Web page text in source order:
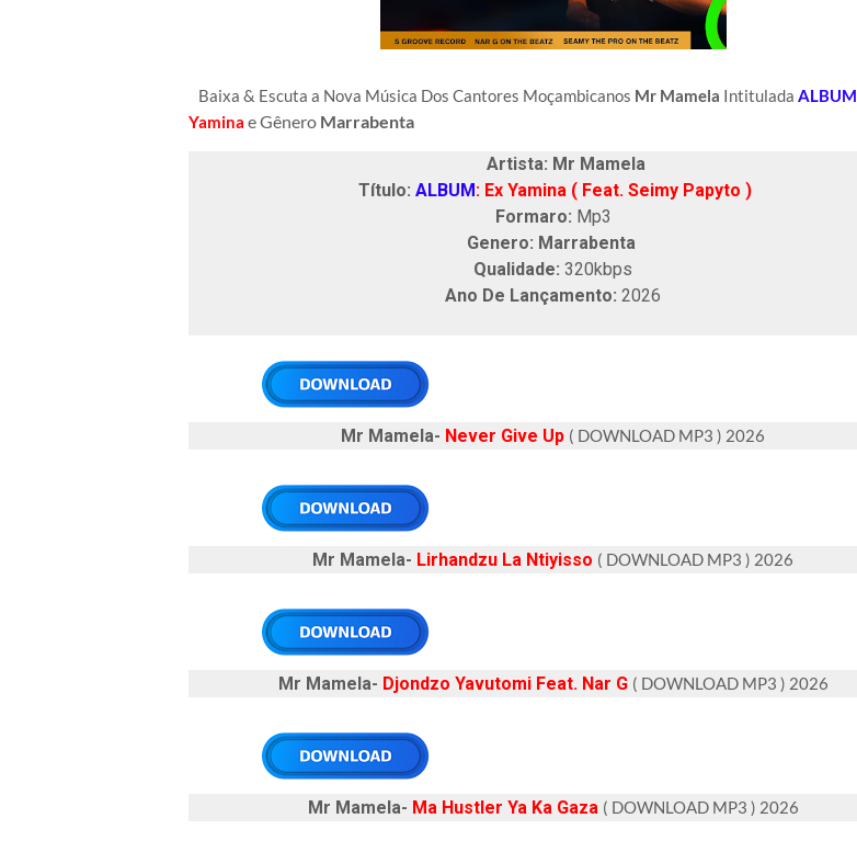
Baixa & Escuta a Nova Música Dos Cantores Moçambicanos Mr Mamela Intitulada ALBUM
Yamina e Gênero Marrabenta
Artista: Mr Mamela
Título: ALBUM: Ex Yamina ( Feat. Seimy Papyto )
Formaro: Mp3
Genero: Marrabenta
Qualidade: 320kbps
Ano De Lançamento: 2026
Mr Mamela- Never Give Up ( DOWNLOAD MP3 ) 2026
Mr Mamela- Lirhandzu La Ntiyisso ( DOWNLOAD MP3 ) 2026
Mr Mamela- Djondzo YavutomiFeat. Nar G ( DOWNLOAD MP3 ) 2026
Mr Mamela- Ma Hustler Ya Ka Gaza ( DOWNLOAD MP3 ) 2026